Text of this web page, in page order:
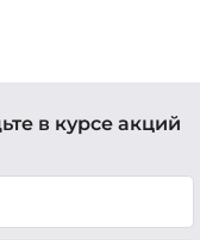
в курсе акций